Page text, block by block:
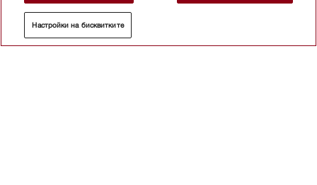
Настройки на бисквитките